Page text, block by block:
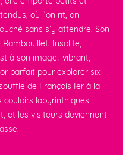
où l’on rit, on
sans s’y attendre. Son
Insolite,
à son image : vibrant,
parfait pour explorer six
de François Ier à la
couloirs labyrinthiques
et les visiteurs deviennent